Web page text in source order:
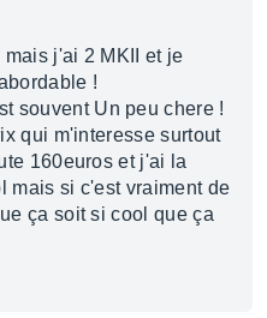
j'ai 2 MKII et je
!
souvent Un peu chere !
qui m'interesse surtout
160euros et j'ai la
mais si c'est vraiment de
ça soit si cool que ça